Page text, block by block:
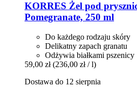
KORRES Żel pod
Pomegranate, 250 ml
Do każdego rodzaju skóry
Delikatny zapach granatu
Odżywia białkami pszenicy
59,00 zł (236,00 zł / l)
Dostawa do 12 sierpnia